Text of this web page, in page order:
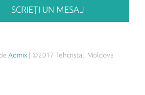
Admix | ©2017 Tehcristal, Moldova
SCRIEȚI UN MESAJ